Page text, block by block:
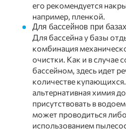
его рекомендуется
например, пленкой.
Для бассейнов при
Для бассейна у базы
комбинация
очистки. Как и в случае
бассейном, здесь идет
количестве
альтернативная химия
присутствовать в
может проводиться
использованием